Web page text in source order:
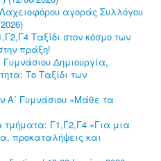
αγοράς Συλλόγου
Ταξίδι στον κόσμο των
πράξη!
Δημιουργία,
Το Ταξίδι των
Α΄ Γυμνάσιου «Μάθε τα
τμήματα: Γ1,Γ2,Γ4 «Για μια
προκαταλήψεις και